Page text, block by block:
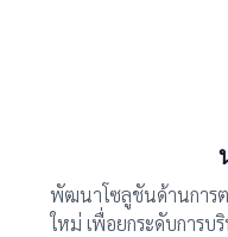
พัฒนาโซลูชันด้านการต
ใหม่ เพื่อยกระดับการบ